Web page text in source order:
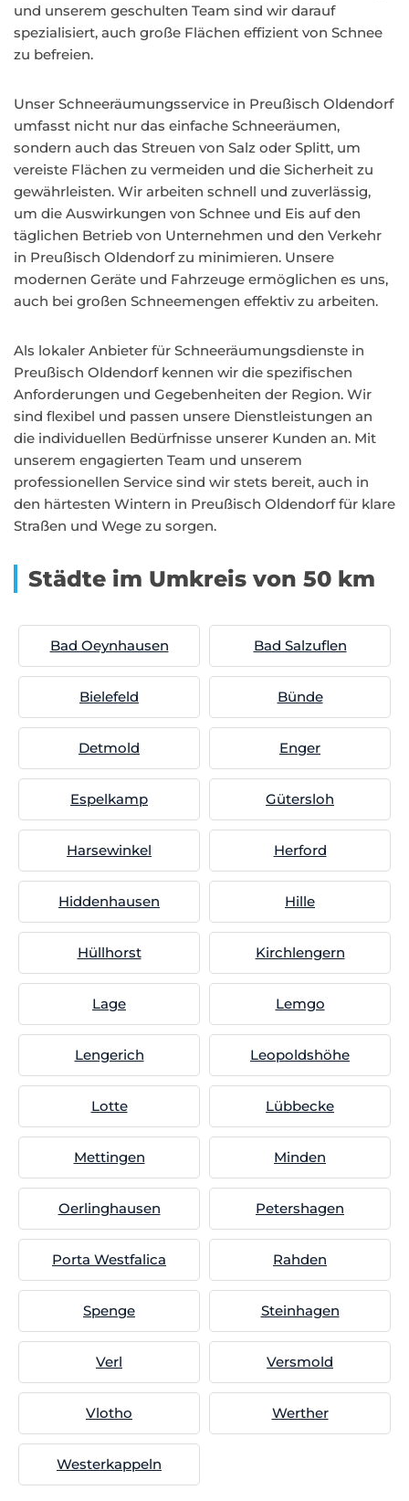
und unserem geschulten Team sind wir darauf
spezialisiert, auch große Flächen effizient von Schnee
zu befreien.
Unser Schneeräumungsservice in Preußisch Oldendorf
umfasst nicht nur das einfache Schneeräumen,
sondern auch das Streuen von Salz oder Splitt, um
vereiste Flächen zu vermeiden und die Sicherheit zu
gewährleisten. Wir arbeiten schnell und zuverlässig,
um die Auswirkungen von Schnee und Eis auf den
täglichen Betrieb von Unternehmen und den Verkehr
in Preußisch Oldendorf zu minimieren. Unsere
modernen Geräte und Fahrzeuge ermöglichen es uns,
auch bei großen Schneemengen effektiv zu arbeiten.
Als lokaler Anbieter für Schneeräumungsdienste in
Preußisch Oldendorf kennen wir die spezifischen
Anforderungen und Gegebenheiten der Region. Wir
sind flexibel und passen unsere Dienstleistungen an
die individuellen Bedürfnisse unserer Kunden an. Mit
unserem engagierten Team und unserem
professionellen Service sind wir stets bereit, auch in
den härtesten Wintern in Preußisch Oldendorf für klare
Straßen und Wege zu sorgen.
Städte im Umkreis von 50 km
Bad Oeynhausen Bad Salzuflen
Bielefeld Bünde
Detmold Enger
Espelkamp Gütersloh
Harsewinkel Herford
Hiddenhausen Hille
Hüllhorst Kirchlengern
Lage Lemgo
Lengerich Leopoldshöhe
Lotte Lübbecke
Mettingen Minden
Oerlinghausen Petershagen
Porta Westfalica Rahden
Spenge Steinhagen
Verl Versmold
Vlotho Werther
Westerkappeln